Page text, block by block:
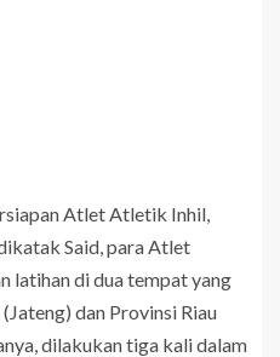
Atlet Atletik Inhil,
Said, para Atlet
latihan di dua tempat yang
dan Provinsi Riau
dilakukan tiga kali dalam